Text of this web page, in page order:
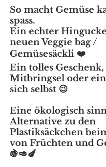
So macht Gemüse
spass.
Ein echter
neuen Veggie bag /
Gemüsesäckli ❤️
Ein tolles Geschenk,
Mitbringsel oder
sich selbst 😉
Eine ökologisch
Alternative zu den
Plastiksäckchen
von Früchten und
🍇🥑🍆